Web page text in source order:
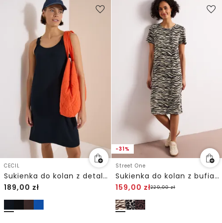
CECIL
Sukienka do kolan z detalem węzła
189,00 zł
-31%
Street One
Sukienka do kolan z bufiastymi rękawami
159,00 zł229,00zł